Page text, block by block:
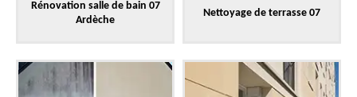
Rénovation salle de bain 07
Ardèche
Nettoyage de terrasse 07